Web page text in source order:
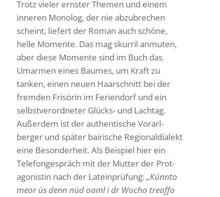
Trotz vieler ernster Themen und einem
inneren Monolog, der nie abzu­bre­chen
scheint, liefert der Roman auch schöne,
helle Momente. Das mag skurril anmuten,
aber diese Momente sind im Buch das
Umarmen eines Baumes, um Kraft zu
tanken, einen neuen Haar­schnitt bei der
fremden Frisörin im Feri­en­dorf und ein
selbst­ver­ord­neter Glücks- und Lachtag.
Außerdem ist der authen­ti­sche Vorarl­
berger und später bairi­sche Regio­nal­dia­lekt
eine Beson­der­heit. Als Beispiel hier ein
Tele­fon­ge­spräch mit der Mutter der Prot­
ago­nistin nach der Latein­prü­fung: „Künnto
meor üs denn nüd oaml i dr Wocho treaffo